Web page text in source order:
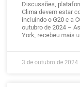
Discussões,
Clima devem estar
incluindo o G20 e a
outubro de 2024 –
York, recebeu mais
3 de outubro de 2024